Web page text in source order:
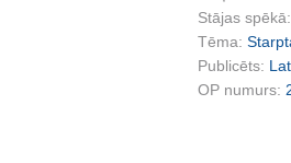
Stājas spēkā:
Tēma:
Publicēts:
OP numurs: